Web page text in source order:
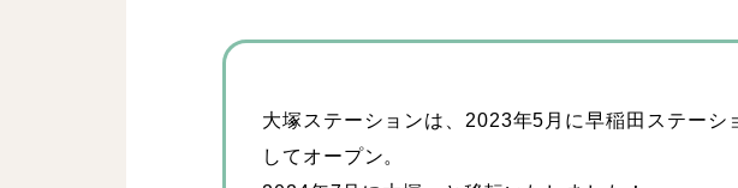
大塚ステーションは、2023年5月に早稲田ステーシ
してオープン。